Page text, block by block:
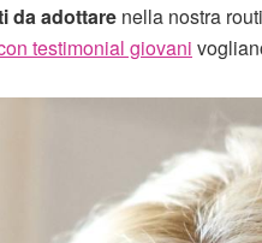
da adottare nella nostra
testimonial giovani